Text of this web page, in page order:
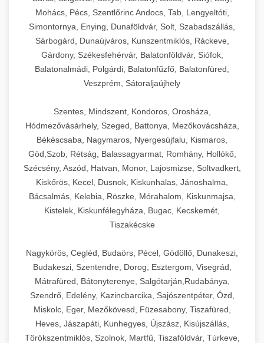
Mohács, Pécs, Szentlőrinc Andocs, Tab, Lengyeltóti,
Simontornya, Enying, Dunaföldvár, Solt, Szabadszállás,
Sárbogárd, Dunaújváros, Kunszentmiklós, Ráckeve,
Gárdony, Székesfehérvár, Balatonföldvár, Siófok,
Balatonalmádi, Polgárdi, Balatonfűzfő, Balatonfüred,
Veszprém, Sátoraljaújhely
Szentes, Mindszent, Kondoros, Orosháza,
Hódmezővásárhely, Szeged, Battonya, Mezőkovácsháza,
Békéscsaba, Nagymaros, Nyergesújfalu, Kismaros,
Göd,Szob, Rétság, Balassagyarmat, Romhány, Hollókő,
Szécsény, Aszód, Hatvan, Monor, Lajosmizse, Soltvadkert,
Kiskőrös, Kecel, Dusnok, Kiskunhalas, Jánoshalma,
Bácsalmás, Kelebia, Röszke, Mórahalom, Kiskunmajsa,
Kistelek, Kiskunfélegyháza, Bugac, Kecskemét,
Tiszakécske
Nagykörös, Cegléd, Budaörs, Pécel, Gödöllő, Dunakeszi,
Budakeszi, Szentendre, Dorog, Esztergom, Visegrád,
Mátrafüred, Bátonyterenye, Salgótarján,Rudabánya,
Szendrő, Edelény, Kazincbarcika, Sajószentpéter, Ózd,
Miskolc, Eger, Mezőkövesd, Füzesabony, Tiszafüred,
Heves, Jászapáti, Kunhegyes, Újszász, Kisújszállás,
Törökszentmiklós, Szolnok, Martfű, Tiszaföldvár, Túrkeve,